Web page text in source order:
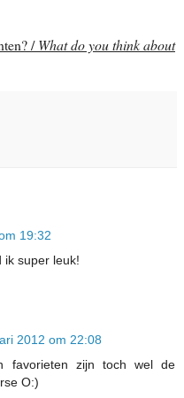
/What do you think about
19:32
ik super leuk!
2012 om 22:08
favorieten zijn toch wel de
O:)